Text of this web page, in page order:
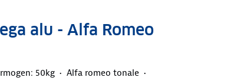
alu - Alfa Romeo
50kg
Alfa romeo tonale